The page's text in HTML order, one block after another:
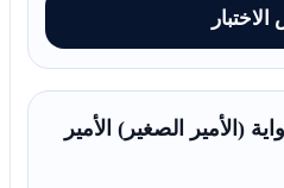
(الأمير الصغير) الأمير